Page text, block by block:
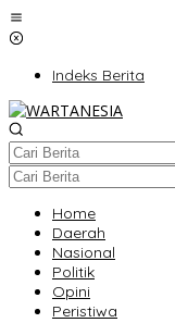
Lewati
ke
Indeks Berita
Home
Daerah
Nasional
Politik
Opini
Peristiwa